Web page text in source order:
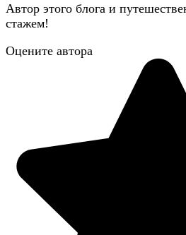
Автор этого блога и
стажем!
Оцените автора